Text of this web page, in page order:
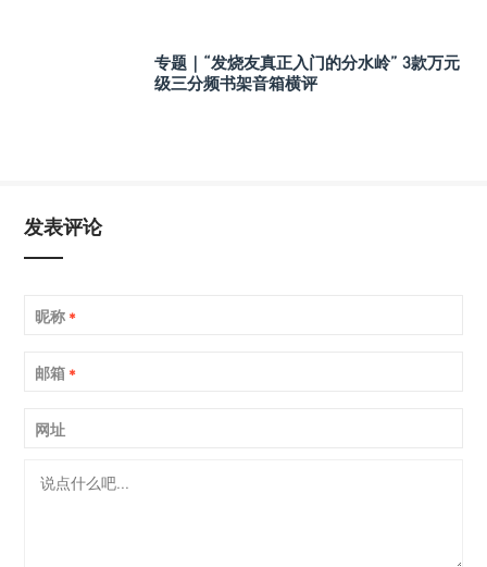
专题｜“发烧友真正入门的分水岭” 3款万元
级三分频书架音箱横评
发表评论
昵称 *
邮箱 *
网址